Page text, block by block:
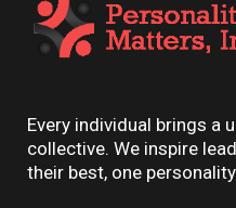
Every individual brings a
collective. We inspire
their best, one